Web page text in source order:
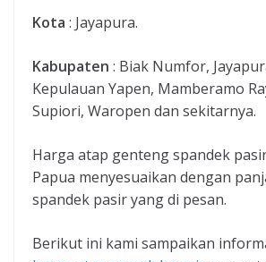
Kota : Jayapura.
Kabupaten : Biak Numfor,
Kepulauan Yapen, Mamberamo
Supiori, Waropen dan sekitarnya.
Harga atap genteng spandek
Papua menyesuaikan dengan
spandek pasir yang di pesan.
Berikut ini kami sampaikan